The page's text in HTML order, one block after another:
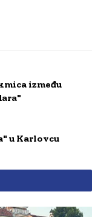
između
u Karlovcu